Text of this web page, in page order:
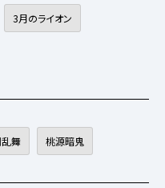
3月のライオン
舞 桃源暗鬼